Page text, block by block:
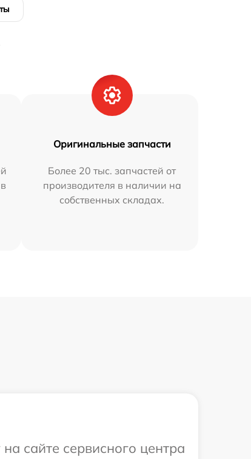
Оригинальные запчасти
Более 20 тыс. запчастей от
производителя в наличии на
собственных складах.
сайте сервисного центра